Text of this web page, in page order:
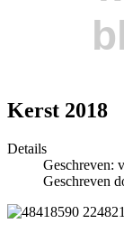
Kerst 2018
Details
Geschreven:
Geschreven